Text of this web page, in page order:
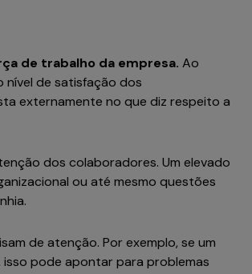
de trabalho da empresa. Ao
nível de satisfação dos
externamente no que diz respeito a
dos colaboradores. Um elevado
ou até mesmo questões
de atenção. Por exemplo, se um
pode apontar para problemas